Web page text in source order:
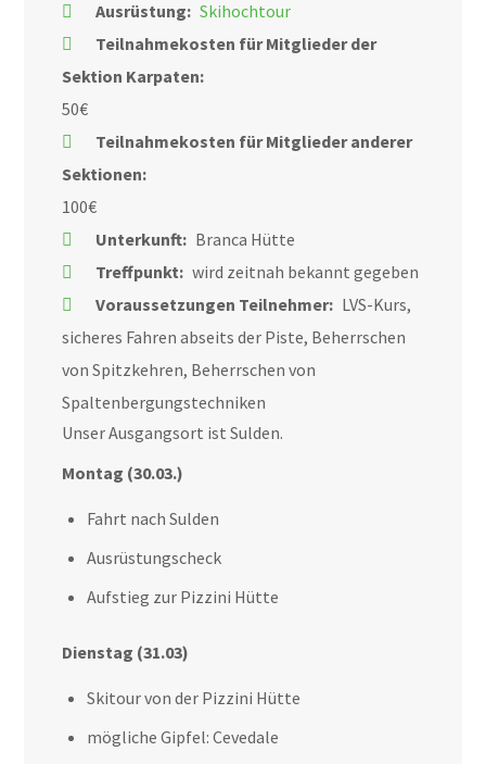
Ausrüstung: Skihochtour
Teilnahmekosten für Mitglieder der
Sektion Karpaten:
50€
Teilnahmekosten für Mitglieder anderer
Sektionen:
100€
Unterkunft: Branca Hütte
Treffpunkt: wird zeitnah bekannt gegeben
Voraussetzungen Teilnehmer: LVS-Kurs,
sicheres Fahren abseits der Piste, Beherrschen
von Spitzkehren, Beherrschen von
Spaltenbergungstechniken
Unser Ausgangsort ist Sulden.
Montag (30.03.)
Fahrt nach Sulden
Ausrüstungscheck
Aufstieg zur Pizzini Hütte
Dienstag (31.03)
Skitour von der Pizzini Hütte
mögliche Gipfel: Cevedale